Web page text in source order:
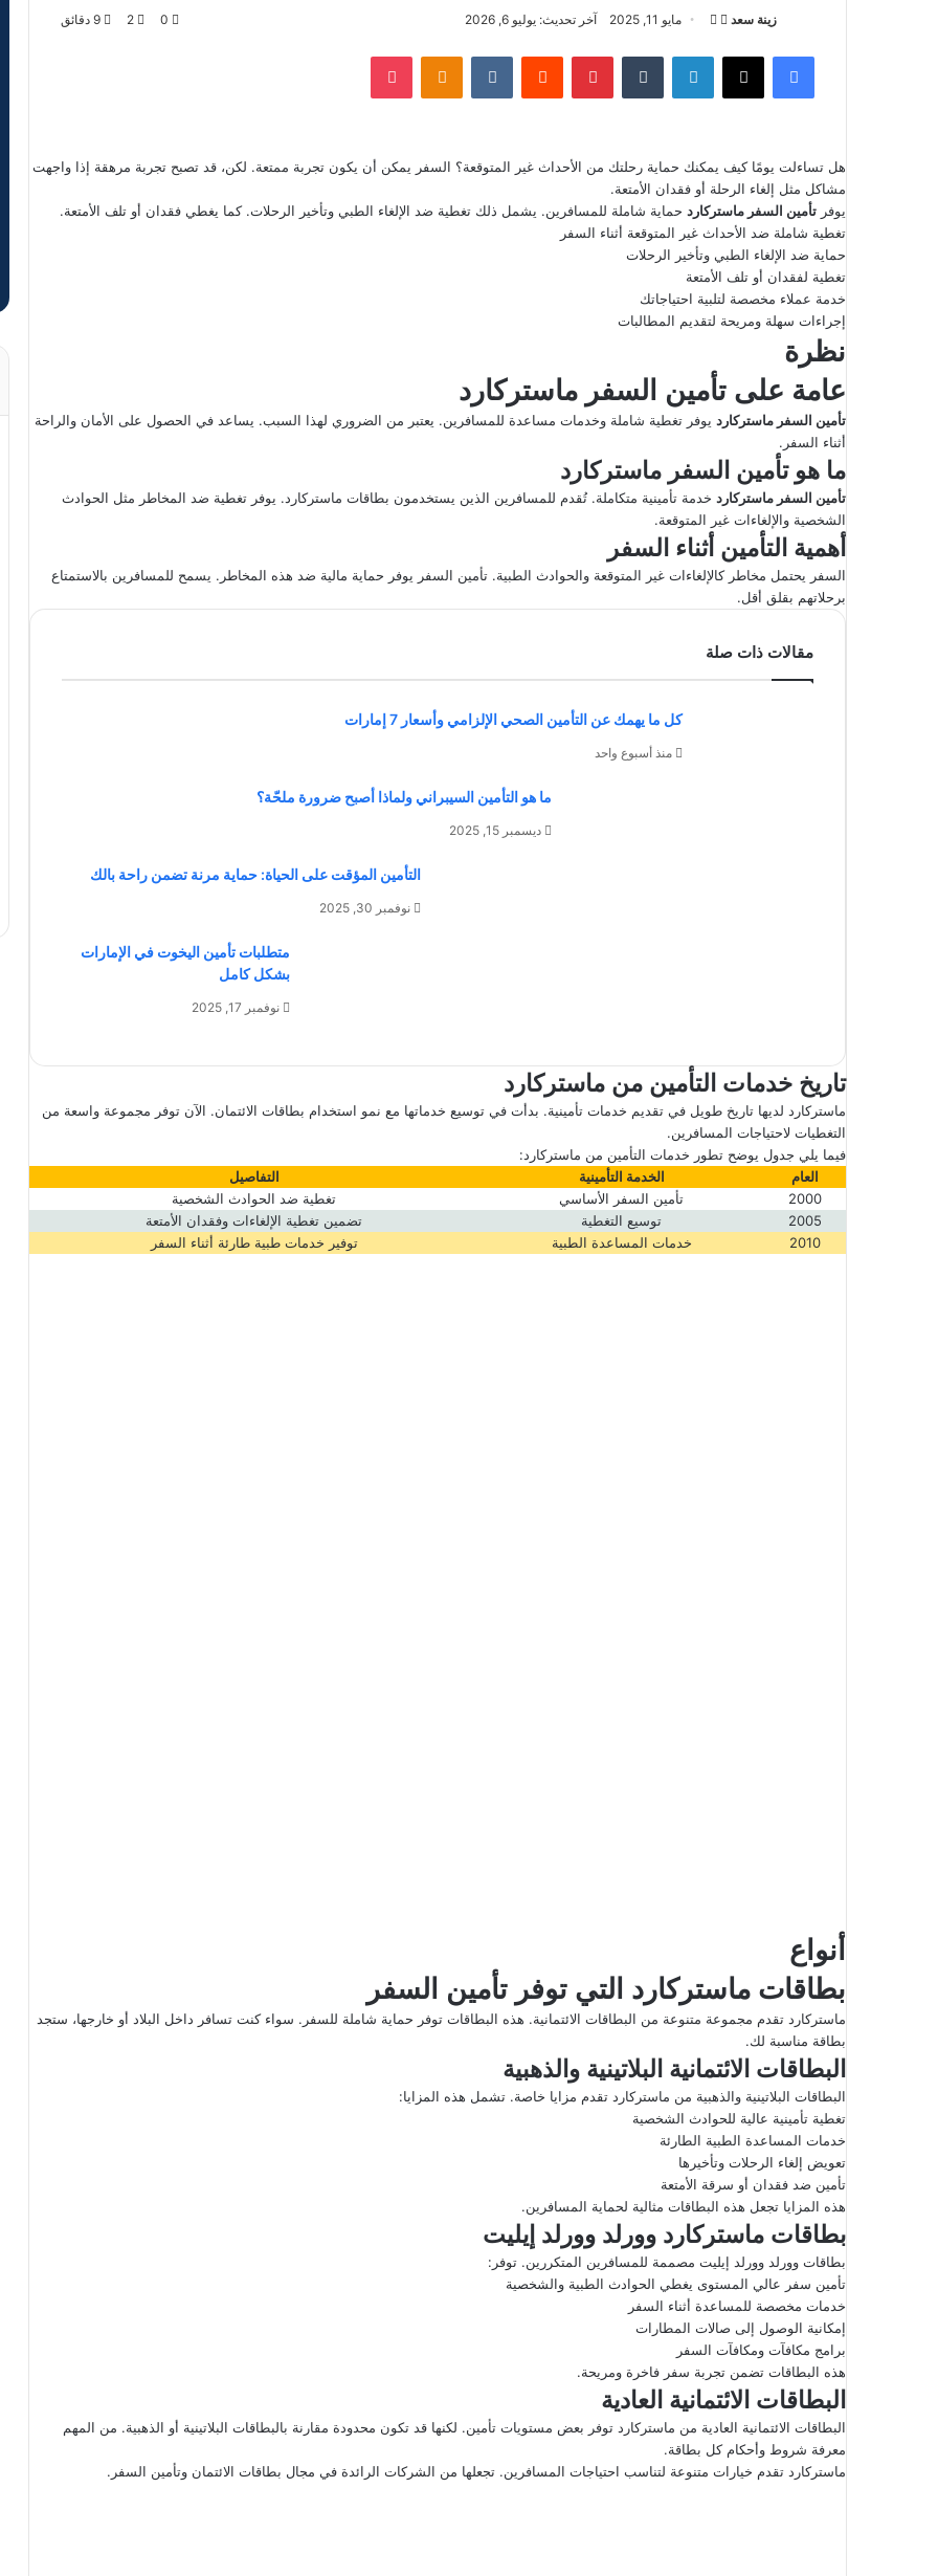
زينة سعد
ت
ع
ى
X
ل
ي
د
ا
ك
ت
ن
ي
مايو 11, 2025 آخر تحديث: يوليو 6, 2026 0
2
فيسبوك لينكدإن بينتيريست
هل تساءلت يومًا كيف يمكنك حماية رحلتك من الأحداث غير المتوقعة؟ السفر يمكن أن يكون تجربة ممتعة. لكن، قد تصبح تجربة مرهقة إذا واجهت
مشاكل مثل إلغاء الرحلة أو فقدان الأمتعة.
يوفر تأمين السفر ماستركارد حماية شاملة للمسافرين. يشمل ذلك تغطية ضد الإلغاء الطبي وتأخير الرحلات. كما يغطي فقدان أو تلف الأمتعة.
تغطية شاملة ضد الأحداث غير المتوقعة أثناء السفر
حماية ضد الإلغاء الطبي وتأخير الرحلات
تغطية لفقدان أو تلف الأمتعة
خدمة عملاء مخصصة لتلبية احتياجاتك
إجراءات سهلة ومريحة لتقديم المطالبات
نظرة
عامة على تأمين السفر ماستركارد
تأمين السفر ماستركارد يوفر تغطية شاملة وخدمات مساعدة للمسافرين. يعتبر من الضروري لهذا السبب. يساعد في الحصول على الأمان والراحة
أثناء السفر.
ما هو تأمين السفر ماستركارد
تأمين السفر ماستركارد خدمة تأمينية متكاملة. تُقدم للمسافرين الذين يستخدمون بطاقات ماستركارد. يوفر تغطية ضد المخاطر مثل الحوادث
الشخصية والإلغاءات غير المتوقعة.
أهمية التأمين أثناء السفر
السفر يحتمل مخاطر كالإلغاءات غير المتوقعة والحوادث الطبية. تأمين السفر يوفر حماية مالية ضد هذه المخاطر. يسمح للمسافرين بالاستمتاع
برحلاتهم بقلق أقل.
مقالات ذات صلة
كل ما يهمك عن التأمين الصحي الإلزامي وأسعار 7 إمارات
منذ أسبوع واحد
ما هو التأمين السيبراني ولماذا أصبح ضرورة ملحّة؟
ديسمبر 15, 2025
التأمين المؤقت على الحياة: حماية مرنة تضمن راحة بالك
نوفمبر 30, 2025
متطلبات تأمين اليخوت في الإمارات
بشكل كامل
نوفمبر 17, 2025
تاريخ خدمات التأمين من ماستركارد
ماستركارد لديها تاريخ طويل في تقديم خدمات تأمينية. بدأت في توسيع خدماتها مع نمو استخدام بطاقات الائتمان. الآن توفر مجموعة واسعة من
التغطيات لاحتياجات المسافرين.
فيما يلي جدول يوضح تطور خدمات التأمين من ماستركارد:
العام
الخدمة التأمينية
التفاصيل
2000
تأمين السفر الأساسي
تغطية ضد الحوادث الشخصية
2005
توسيع التغطية
تضمين تغطية الإلغاءات وفقدان الأمتعة
2010
خدمات المساعدة الطبية توفير خدمات طبية طارئة أثناء السفر
أنواع
بطاقات ماستركارد التي توفر تأمين السفر
ماستركارد تقدم مجموعة متنوعة من البطاقات الائتمانية. هذه البطاقات توفر حماية شاملة للسفر. سواء كنت تسافر داخل البلاد أو خارجها، ستجد
بطاقة مناسبة لك.
البطاقات الائتمانية البلاتينية والذهبية
البطاقات البلاتينية والذهبية من ماستركارد تقدم مزايا خاصة. تشمل هذه المزايا:
تغطية تأمينية عالية للحوادث الشخصية
خدمات المساعدة الطبية الطارئة
تعويض إلغاء الرحلات وتأخيرها
تأمين ضد فقدان أو سرقة الأمتعة
هذه المزايا تجعل هذه البطاقات مثالية لحماية المسافرين.
بطاقات ماستركارد وورلد وورلد إيليت
بطاقات وورلد وورلد إيليت مصممة للمسافرين المتكررين. توفر:
تأمين سفر عالي المستوى يغطي الحوادث الطبية والشخصية
خدمات مخصصة للمساعدة أثناء السفر
إمكانية الوصول إلى صالات المطارات
برامج مكافآت ومكافآت السفر
هذه البطاقات تضمن تجربة سفر فاخرة ومريحة.
البطاقات الائتمانية العادية
البطاقات الائتمانية العادية من ماستركارد توفر بعض مستويات تأمين. لكنها قد تكون محدودة مقارنة بالبطاقات البلاتينية أو الذهبية. من المهم
معرفة شروط وأحكام كل بطاقة.
ماستركارد تقدم خيارات متنوعة لتناسب احتياجات المسافرين. تجعلها من الشركات الرائدة في مجال بطاقات الائتمان وتأمين السفر.